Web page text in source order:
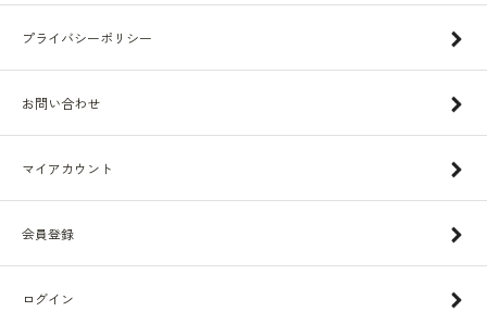
プライバシーポリシー
お問い合わせ
マイアカウント
会員登録
ログイン